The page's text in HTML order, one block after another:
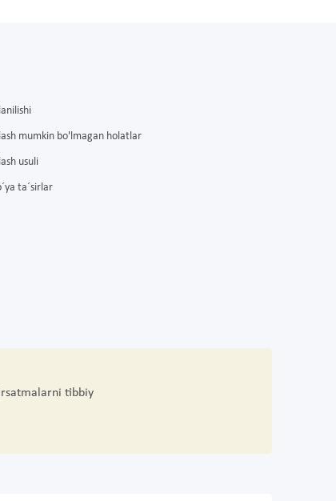
mumkin bo'lmagan holatlar
usuli
ta´sirlar
tibbiy